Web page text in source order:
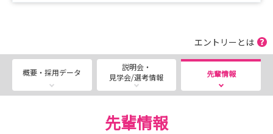
第３回：2026/９/11（金）→申込締め切り：
2026/8/21（金）17時まで
その他随時開催しておりますので、お気軽にご連絡くださ
エントリーとは
概要・採用データ
説明会・
見学会/選考情報
先輩情報
先輩情報